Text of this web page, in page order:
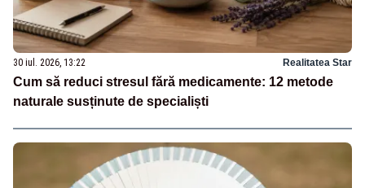
30 iul. 2026, 13:22 Realitatea Star
Cum să reduci stresul fără medicamente: 12 metode
naturale susținute de specialiști